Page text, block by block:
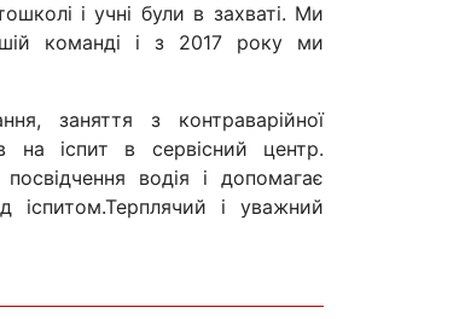
і учні були в захваті. Ми
команді і з 2017 року ми
заняття з контраварійної
на іспит в сервісний центр.
водія і допомагає
іспитом.Терплячий і уважний